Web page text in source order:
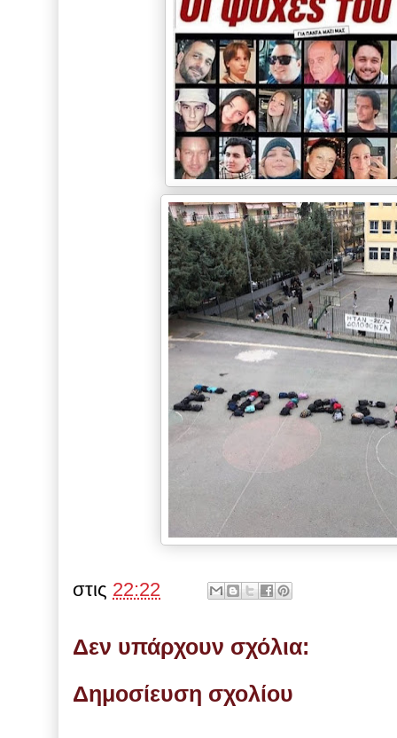
στις 22:22
Δεν υπάρχουν σχόλια:
Δημοσίευση σχολίου